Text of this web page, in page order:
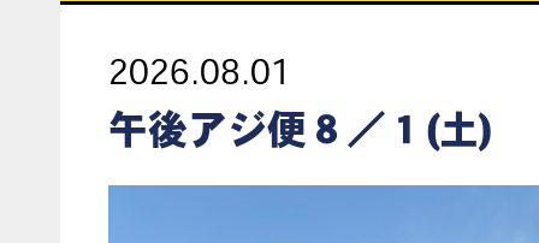
2026.08.01
午後アジ便８／１(土)